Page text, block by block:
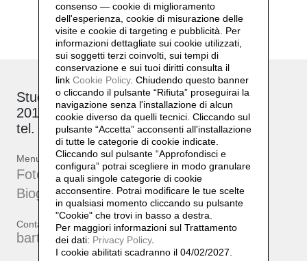
Studio: via Brioschi, 26
20132 Milano
tel. +39 339 17 53 482
Menu
Fotografie
Biografia
Contatti
bartherreman@gmail.com
consenso — cookie di miglioramento
dell'esperienza, cookie di misurazione delle
visite e cookie di targeting e pubblicità. Per
informazioni dettagliate sui cookie utilizzati,
sui soggetti terzi coinvolti, sui tempi di
conservazione e sui tuoi diritti consulta il
link Cookie Policy. Chiudendo questo banner
o cliccando il pulsante “Rifiuta” proseguirai la
navigazione senza l'installazione di alcun
cookie diverso da quelli tecnici. Cliccando sul
pulsante “Accetta” acconsenti all'installazione
di tutte le categorie di cookie indicate.
Cliccando sul pulsante “Approfondisci e
configura” potrai scegliere in modo granulare
a quali singole categorie di cookie
acconsentire. Potrai modificare le tue scelte
in qualsiasi momento cliccando su pulsante
"Cookie" che trovi in basso a destra.
Per maggiori informazioni sul Trattamento
dei dati: Privacy Policy.
I cookie abilitati scadranno il 04/02/2027.